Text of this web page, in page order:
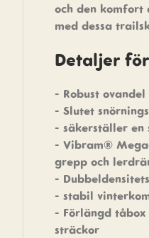
och den komfort
med dessa
Detaljer
- Robust
- Slutet
- säkerställer en
- Vibram®
grepp och
-
- stabil
- Förlängd
sträckor